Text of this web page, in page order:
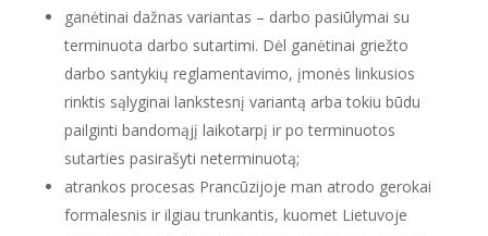
ganėtinai dažnas variantas – darbo pasiūlymai su
terminuota darbo sutartimi. Dėl ganėtinai griežto
darbo santykių reglamentavimo, įmonės linkusios
rinktis sąlyginai lankstesnį variantą arba tokiu būdu
pailginti bandomąjį laikotarpį ir po terminuotos
sutarties pasirašyti neterminuotą;
atrankos procesas Prancūzijoje man atrodo gerokai
formalesnis ir ilgiau trunkantis, kuomet Lietuvoje